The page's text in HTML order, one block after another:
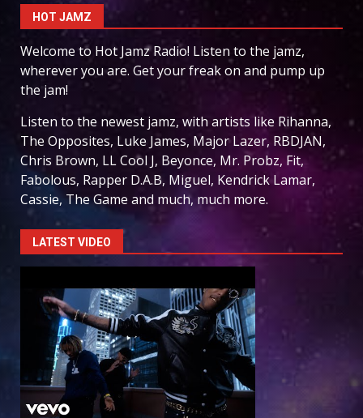
HOT JAMZ
Welcome to Hot Jamz Radio! Listen to the jamz,
wherever you are. Get your freak on and pump up
the jam!
Listen to the newest jamz, with artists like Rihanna,
The Opposites, Luke James, Major Lazer, RBDJAN,
Chris Brown, LL Cool J, Beyonce, Mr. Probz, Fit,
Fabolous, Rapper D.A.B, Miguel, Kendrick Lamar,
Cassie, The Game and much, much more.
LATEST VIDEO